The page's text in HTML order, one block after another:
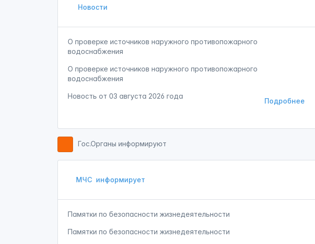
Новости
О проверке источников наружного противопожарного
водоснабжения
О проверке источников наружного противопожарного
водоснабжения
Подробнее
Новость от 03 августа 2026 года
Гос.Органы информируют
МЧС информирует
Памятки по безопасности жизнедеятельности
Памятки по безопасности жизнедеятельности